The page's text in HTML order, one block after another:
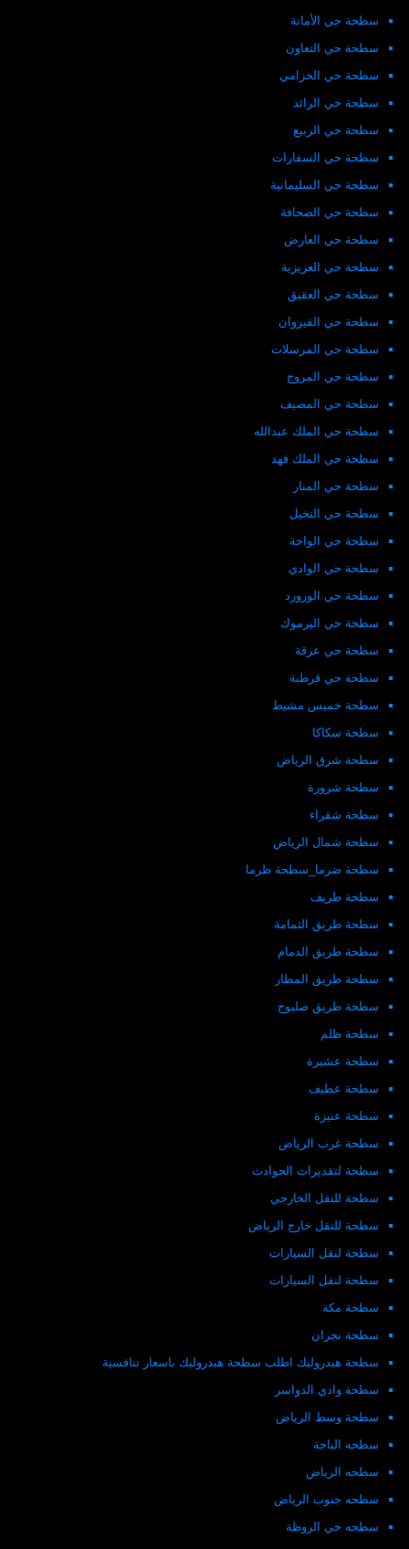
سطحة حي الأمانة
سطحة حي التعاون
سطحة حي الخزامي
سطحة حي الرائد
سطحة حي الربيع
سطحة حي السفارات
سطحة حي السليمانية
سطحة حي الصحافة
سطحة حي العارض
سطحة حي العزيزية
سطحة حي العقيق
سطحة حي القيروان
سطحة حي المرسلات
سطحة حي المروج
سطحة حي المصيف
سطحة حي الملك عبدالله
سطحة حي الملك فهد
سطحة حي المنار
سطحة حي النخيل
سطحة حي الواحة
سطحة حي الوادي
سطحة حي الورورد
سطحة حي اليرموك
سطحة حي عرقة
سطحة حي قرطبة
سطحة خميس مشيط
سطحة سكاكا
سطحة شرق الرياض
سطحة شرورة
سطحة شقراء
سطحة شمال الرياض
سطحة ضرما_سطحة ظرما
سطحة طريف
سطحة طريق الثمامة
سطحة طريق الدمام
سطحة طريق المطار
سطحة طريق صلبوخ
سطحة ظلم
سطحة عشيرة
سطحة عطيف
سطحة عنيزة
سطحة غرب الرياض
سطحة لتقديرات الحوادث
سطحة للنقل الخارجي
سطحة للنقل خارج الرياض
سطحة لنقل السيارات
سطحة لنقل السيارات
سطحة مكة
سطحة نجران
سطحة هيدروليك اطلب سطحة هيدروليك باسعار تنافسية
سطحة وادي الدواسر
سطحة وسط الرياض
سطحه الباحة
سطحه الرياض
سطحه جنوب الرياض
سطحه حي الروظة